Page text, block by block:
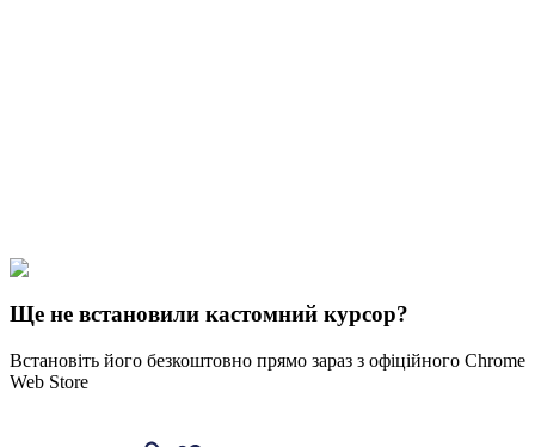
🚀 For Browser
Ще не встановили кастомний курсор?
Встановіть його безкоштовно прямо зараз з офіційного Chrome
Web Store